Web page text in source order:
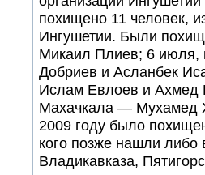
похищено 11 человек,
Ингушетии. Были
Микаил Плиев; 6 июля,
Добриев и Асланбек
Ислам Евлоев и Ахмед
Махачкала — Мухамед
2009 году было
кого позже нашли либо
Владикавказа,